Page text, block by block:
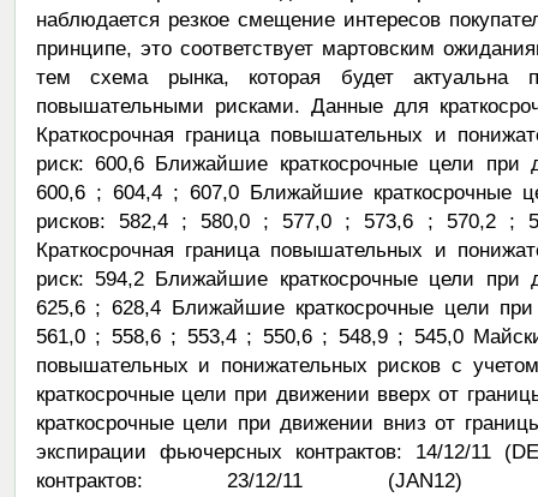
наблюдается резкое смещение интересов
принципе, это соответствует мартовским
тем схема рынка, которая будет актуальна
повышательными рисками. Данные для
Краткосрочная граница повышательных и
риск: 600,6 Ближайшие краткосрочные цели при
600,6 ; 604,4 ; 607,0 Ближайшие краткосрочные
рисков: 582,4 ; 580,0 ; 577,0 ; 573,6 ; 570,2 ;
Краткосрочная граница повышательных и
риск: 594,2 Ближайшие краткосрочные цели при
625,6 ; 628,4 Ближайшие краткосрочные цели
561,0 ; 558,6 ; 553,4 ; 550,6 ; 548,9 ; 545,0
повышательных и понижательных рисков с
краткосрочные цели при движении вверх от
краткосрочные цели при движении вниз от
экспирации фьючерсных контрактов: 14/12/11
контрактов: 23/12/11 (JAN12)